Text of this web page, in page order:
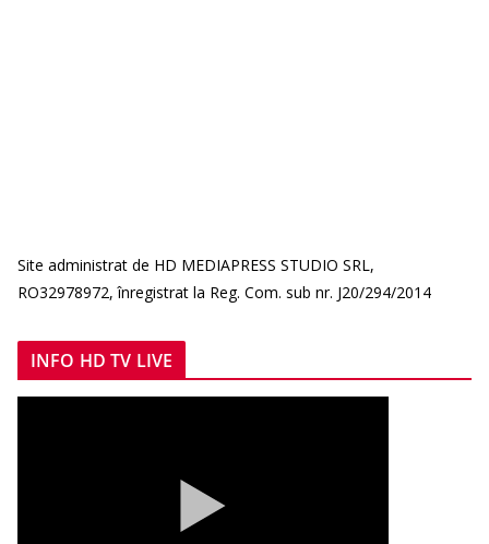
Site administrat de HD MEDIAPRESS STUDIO SRL,
RO32978972, înregistrat la Reg. Com. sub nr. J20/294/2014
INFO HD TV LIVE